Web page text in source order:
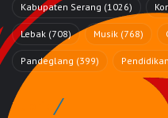
Kabupaten Serang (1026)
Lebak (708) Musik (768)
Pandeglang (399) Pendidikan
Rubrik